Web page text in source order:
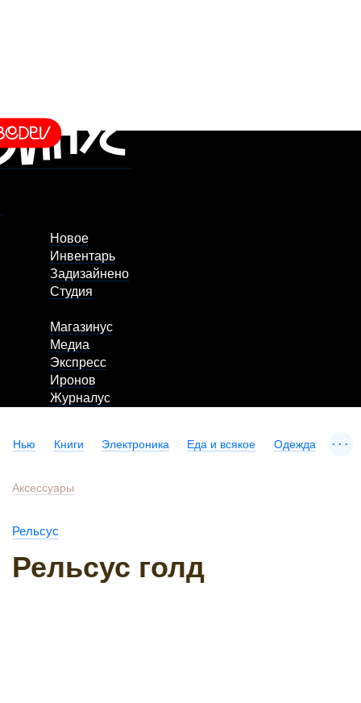
Новое
Инвентарь
Задизайнено
Студия
Магазинус
Медиа
Экспресс
Иронов
Журналус
Нью Книги Электроника Еда и всякое Одежда ...
Аксессуары
Рельсус
Рельсус голд